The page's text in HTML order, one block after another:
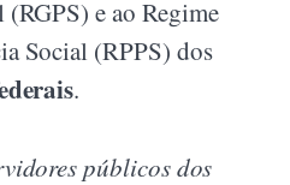
e ao Regime
Social (RPPS) dos
.
públicos dos